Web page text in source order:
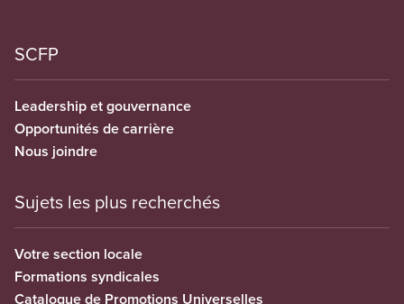
SCFP
Leadership et gouvernance
Opportunités de carrière
Nous joindre
Sujets les plus recherchés
Votre section locale
Formations syndicales
Catalogue de Promotions Universelles